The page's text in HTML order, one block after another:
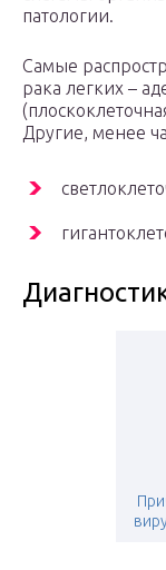
патологии.
Самые
рака легких –
Другие, менее